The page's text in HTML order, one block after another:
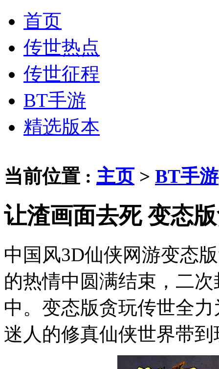
首页
传世热点
传世征程
BT手游
精选版本
当前位置 : 主页 > BT手游
让渣画面去死 变态
中国风3D仙侠网游变态
的热情中圆满结束，二
中。变态版贪玩传世全
迷人的修真仙侠世界带